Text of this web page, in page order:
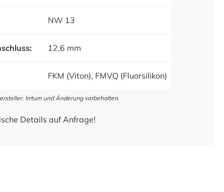
NW 13
12,6 mm
FKM (Viton), FMVQ (Fluorsilikon)
Irrtum und Änderung vorbehalten.
Details auf Anfrage!